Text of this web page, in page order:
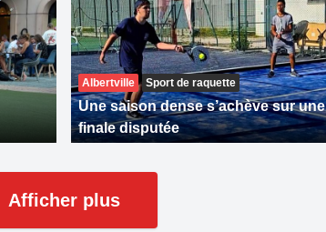
Albertville Sport de raquette
Une saison dense s’achève sur une
finale disputée
Afficher plus